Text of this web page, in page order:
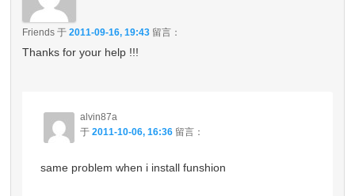
Friends 于2011-09-16, 19:43 留言：
Thanks for your help !!!
alvin87a
于2011-10-06, 16:36 留言：
same problem when i install funshion